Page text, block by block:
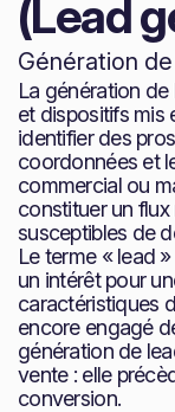
(Lead
Génération
La génération de
et dispositifs mis
identifier des
coordonnées et
commercial ou
constituer un
susceptibles de
Le terme « lead
un intérêt pour
caractéristiques
encore engagé
génération de
vente : elle
conversion.